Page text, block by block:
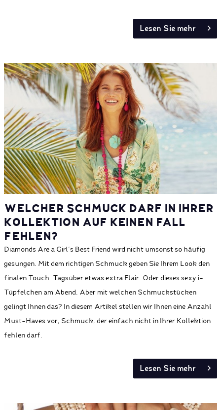
Lesen Sie mehr
WELCHER SCHMUCK DARF IN IHRER
KOLLEKTION AUF KEINEN FALL
FEHLEN?
Diamonds Are a Girl's Best Friend wird nicht umsonst so häufig
gesungen. Mit dem richtigen Schmuck geben Sie Ihrem Look den
finalen Touch. Tagsüber etwas extra Flair. Oder dieses sexy i-
Tüpfelchen am Abend. Aber mit welchen Schmuckstücken
gelingt Ihnen das? In diesem Artikel stellen wir Ihnen eine Anzahl
Must-Haves vor, Schmuck, der einfach nicht in Ihrer Kollektion
fehlen darf.
Lesen Sie mehr